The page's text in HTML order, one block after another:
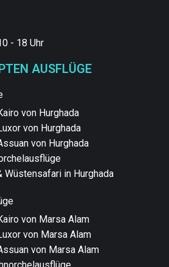
- 18 Uhr
AUSFLÜGE
von Hurghada
von Hurghada
von Hurghada
Wüstensafari in Hurghada
von Marsa Alam
von Marsa Alam
von Marsa Alam